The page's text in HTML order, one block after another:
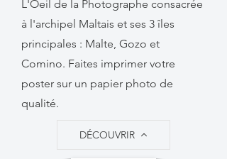
L'Oeil de la Photographe consacrée
à l'archipel Maltais et ses 3 îles
principales : Malte, Gozo et
Comino. Faites imprimer votre
poster sur un papier photo de
qualité.
DÉCOUVRIR